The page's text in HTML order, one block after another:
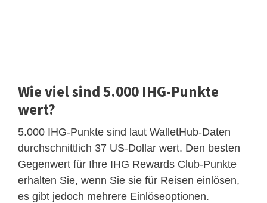
Wie viel sind 5.000 IHG-Punkte
wert?
5.000 IHG-Punkte sind laut WalletHub-Daten
durchschnittlich 37 US-Dollar wert. Den besten
Gegenwert für Ihre IHG Rewards Club-Punkte
erhalten Sie, wenn Sie sie für Reisen einlösen,
es gibt jedoch mehrere Einlöseoptionen.